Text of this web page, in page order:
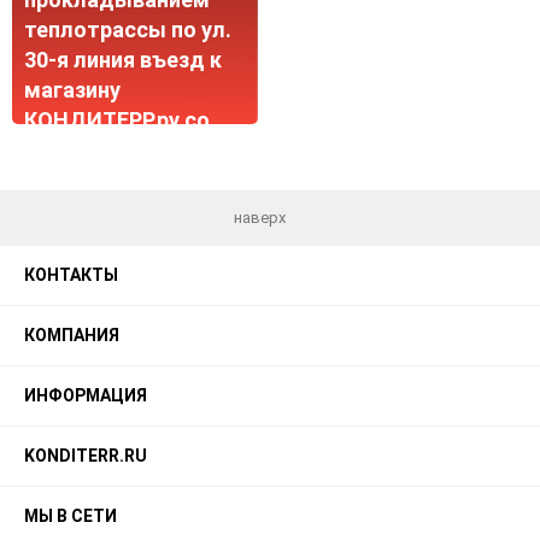
теплотрассы по ул.
30-я линия въезд к
магазину
КОНДИТЕРР.ру со
наверх
КОНТАКТЫ
КОМПАНИЯ
ИНФОРМАЦИЯ
KONDITERR.RU
МЫ В СЕТИ